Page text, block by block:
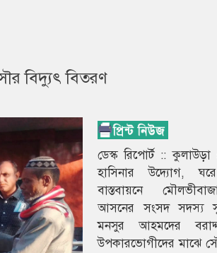
বিদ্যুৎ বিতরণ
ডেস্ক রিপোর্ট ::
হাসিনার উদ্যোগ,
বাস্তবায়নে
আসনের সংসদ সদস্য
মনসুর আহমদের
উপকারভোগীদের মাঝে